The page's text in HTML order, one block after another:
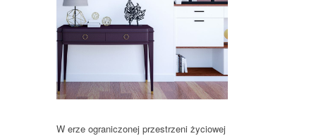
W erze ograniczonej przestrzeni życiowej